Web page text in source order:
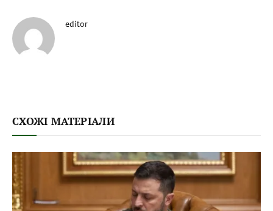
editor
СХОЖІ МАТЕРІАЛИ